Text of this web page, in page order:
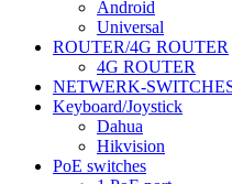
Android
Universal
ROUTER/4G ROUTER
4G ROUTER
NETWERK-
Keyboard/Joystick
Dahua
Hikvision
PoE switches